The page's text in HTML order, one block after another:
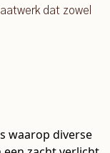
dat zowel